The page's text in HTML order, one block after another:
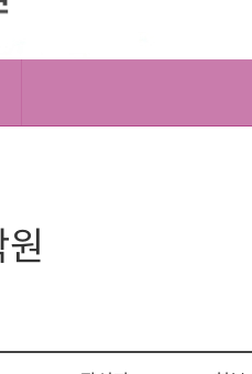
교육대학원
복지대학원